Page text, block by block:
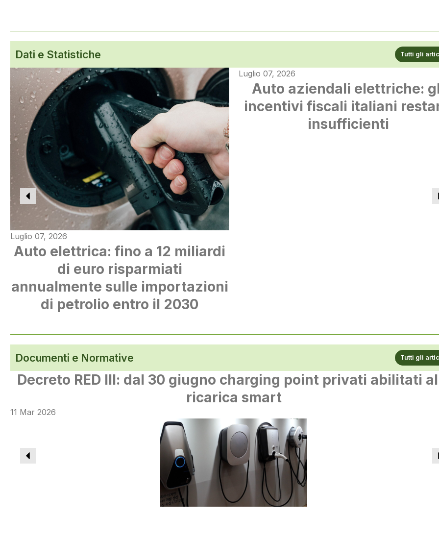
Dati e Statistiche Tutti gli
Luglio 07, 2026
Auto elettrica: fino a 12 miliardi
di euro risparmiati
annualmente sulle importazioni
di petrolio entro il 2030
Luglio 07, 2026
Auto aziendali elettriche:
incentivi fiscali italiani
insufficienti
Documenti e Normative Tutti gli
Decreto RED III: dal 30 giugno charging point privati abilitati
ricarica smart
11 Mar 2026